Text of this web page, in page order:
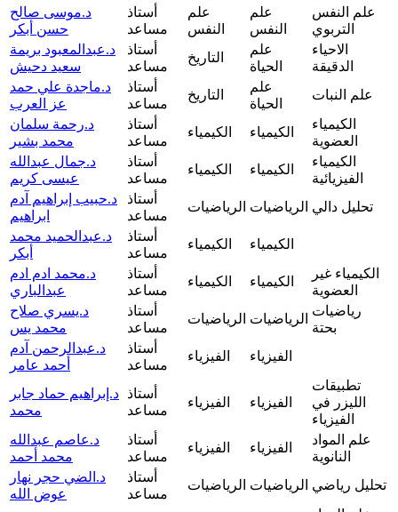
د.موسى صالح
حسن أبكر
أستاذ
مساعد
علم
النفس
علم
النفس
علم النفس
التربوي
د.عبدالمعبود بريمة
سعيد دحيش
أستاذ
مساعد
التاريخ
علم
الحياة
الاحياء
الدقيقة
د.ماجدة علي حمد
عز العرب
أستاذ
مساعد
التاريخ
علم
الحياة
علم النبات
د.رحمة سلمان
محمد بشير
أستاذ
مساعد
الكيمياء الكيمياء
الكيمياء
العضوية
د.جمال عبدالله
عيسى كريم
أستاذ
مساعد
الكيمياء الكيمياء
الكيمياء
الفيزيائية
د.حبيب إبراهيم آدم
ابراهيم
أستاذ
مساعد
الرياضيات الرياضيات تحليل دالي
د.عبدالحميد محمد
أبكر
أستاذ
مساعد
الكيمياء
الكيمياء
د.محمد ادم ادم
عبدالباري
أستاذ
مساعد
الكيمياء الكيمياء
الكيمياء غير
العضوية
د.يسري صلاح
محمد يس
أستاذ
مساعد
الرياضيات الرياضيات
رياضيات
بحتة
د.عبدالرحمن آدم
أحمد عامر
أستاذ
مساعد
الفيزياء الفيزياء
د.إبراهيم حماد جابر
محمد
أستاذ
مساعد
الفيزياء الفيزياء
تطبيقات
الليزر في
الفيزياء
د.عاصم عبدالله
محمد أحمد
أستاذ
مساعد
الفيزياء الفيزياء
علم المواد
النانوية
د.الضي حجر نهار
عوض الله
أستاذ
مساعد
الرياضيات الرياضيات تحليل رياضي